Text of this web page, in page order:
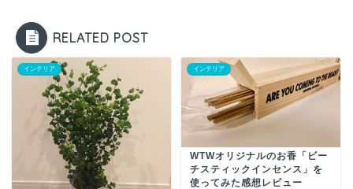
RELATED POST
インテリア インテリア
WTWオリジナルのお香「ビー
チスティックインセンス」を
使ってみた感想レビュー